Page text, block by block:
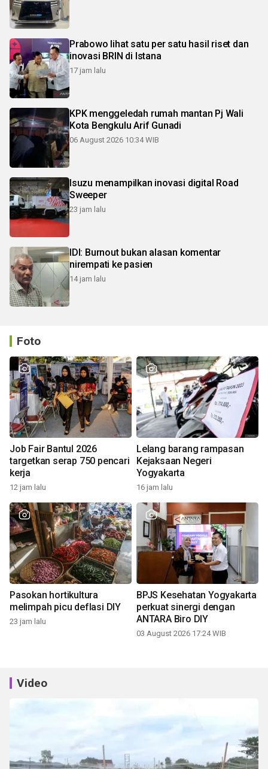
Prabowo lihat satu per satu hasil riset dan
inovasi BRIN di Istana
17 jam lalu
KPK menggeledah rumah mantan Pj Wali
Kota Bengkulu Arif Gunadi
06 August 2026 10:34 WIB
Isuzu menampilkan inovasi digital Road
Sweeper
23 jam lalu
IDI: Burnout bukan alasan komentar
nirempati ke pasien
14 jam lalu
Foto
Job Fair Bantul 2026
targetkan serap 750 pencari
kerja
12 jam lalu
Lelang barang rampasan
Kejaksaan Negeri
Yogyakarta
16 jam lalu
Pasokan hortikultura
melimpah picu deflasi DIY
23 jam lalu
BPJS Kesehatan Yogyakarta
perkuat sinergi dengan
ANTARA Biro DIY
03 August 2026 17:24 WIB
Video